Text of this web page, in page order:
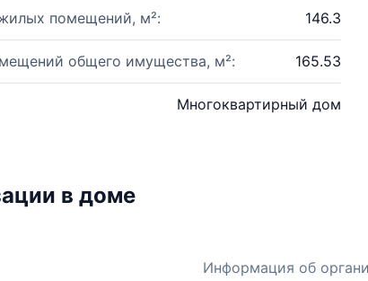
помещений, м²: 146.3
общего имущества, м²: 165.53
Многоквартирный дом
в доме
Информация об